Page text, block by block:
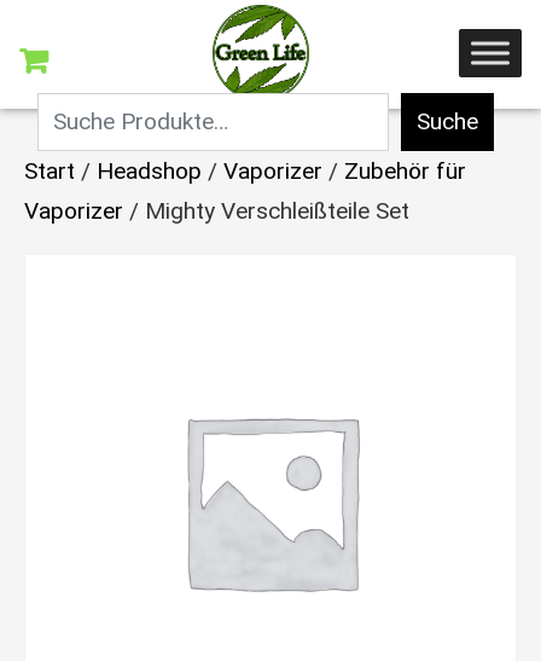
Suche
Start / Headshop / Vaporizer / Zubehör für
Vaporizer / Mighty Verschleißteile Set